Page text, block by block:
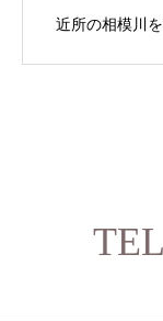
近所の相模川